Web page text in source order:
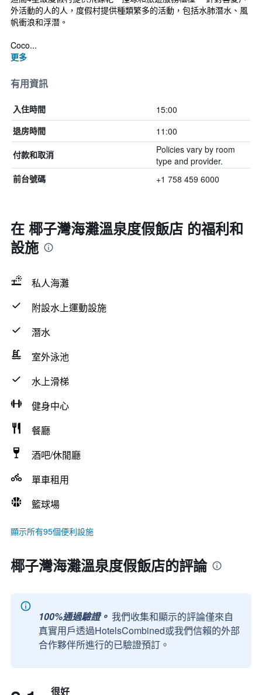
外活動的人的人，度假村提供種類繁多的活動，包括水肺潛水、風
帆衝浪和浮潛。
Coco...
更多
有用資訊
入住時間 15:00
退房時間 11:00
付款和取消
Policies vary by room
type and provider.
前台號碼 +1 758 459 6000
在 椰子灣海灘溫泉度假飯店 的福利和
設施
私人海灘
附設水上運動設施
潛水
室外泳池
水上滑梯
健身中心
餐廳
酒吧/休閒廳
單車租用
籃球場
顯示所有95個便利設施
椰子灣海灘溫泉度假飯店的評論
100%通過驗證。 我們收集和顯示的評論僅來自
真實用戶透過HotelsCombined或我們信賴的外部
合作夥伴所進行的已驗證預訂。
很好